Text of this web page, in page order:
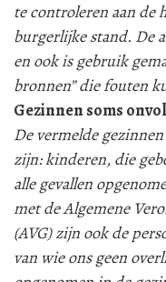
te controleren aan de
burgerlijke stand. De
en ook is gebruik
bronnen” die fouten
Gezinnen soms
De vermelde
zijn: kinderen, die
alle gevallen
met de Algemene
(AVG) zijn ook de
van wie ons geen